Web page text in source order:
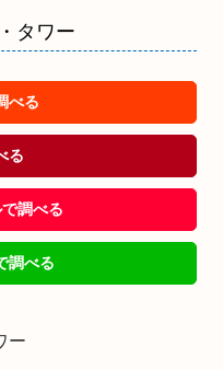
タワー
べる
る
調べる
調べる
ー